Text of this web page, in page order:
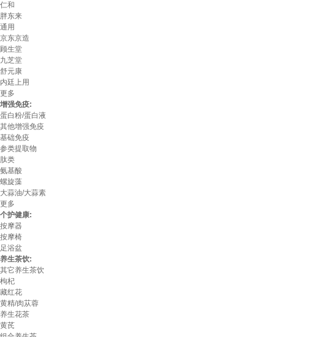
仁和
胖东来
通用
京东京造
顾生堂
九芝堂
舒元康
内廷上用
更多
增强免疫:
蛋白粉/蛋白液
其他增强免疫
基础免疫
参类提取物
肽类
氨基酸
螺旋藻
大蒜油/大蒜素
更多
个护健康:
按摩器
按摩椅
足浴盆
养生茶饮:
其它养生茶饮
枸杞
藏红花
黄精/肉苁蓉
养生花茶
黄芪